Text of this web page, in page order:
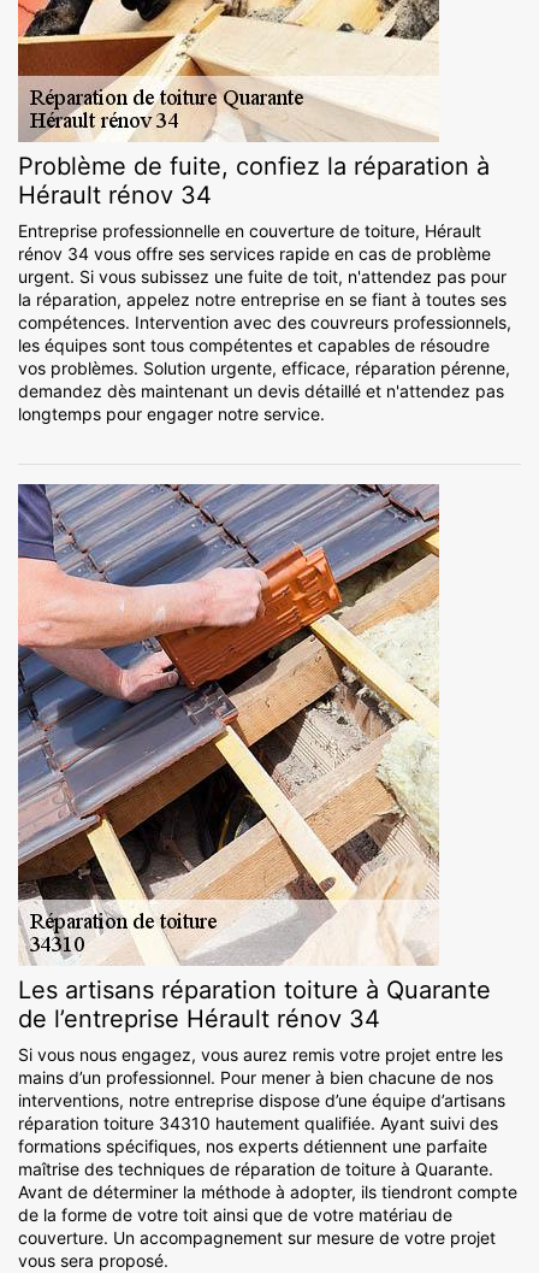
Problème de fuite, confiez la réparation à
Hérault rénov 34
Entreprise professionnelle en couverture de toiture, Hérault
rénov 34 vous offre ses services rapide en cas de problème
urgent. Si vous subissez une fuite de toit, n'attendez pas pour
la réparation, appelez notre entreprise en se fiant à toutes ses
compétences. Intervention avec des couvreurs professionnels,
les équipes sont tous compétentes et capables de résoudre
vos problèmes. Solution urgente, efficace, réparation pérenne,
demandez dès maintenant un devis détaillé et n'attendez pas
longtemps pour engager notre service.
Les artisans réparation toiture à Quarante
de l’entreprise Hérault rénov 34
Si vous nous engagez, vous aurez remis votre projet entre les
mains d’un professionnel. Pour mener à bien chacune de nos
interventions, notre entreprise dispose d’une équipe d’artisans
réparation toiture 34310 hautement qualifiée. Ayant suivi des
formations spécifiques, nos experts détiennent une parfaite
maîtrise des techniques de réparation de toiture à Quarante.
Avant de déterminer la méthode à adopter, ils tiendront compte
de la forme de votre toit ainsi que de votre matériau de
couverture. Un accompagnement sur mesure de votre projet
vous sera proposé.